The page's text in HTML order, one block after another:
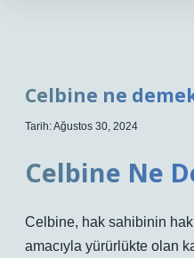
Celbine ne
Tarih: Ağustos 30, 2024
Celbine Ne
Celbine, hak sahibinin
amacıyla yürürlükte olan